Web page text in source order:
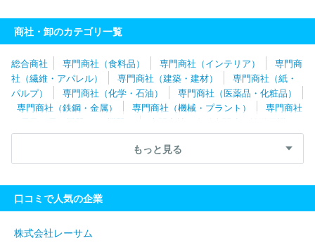
株式会社ＷＳＰ
株式会社元廣 八木兵株式会社
株式会社サン
ウェル
株式会社アドコーポレーション
古屋株式会社
株式会社ＢＭホールディングス
パシバ株式会社
タビオ株式会社
丸眞株式会社 株式会社ヤギ
株式会社ＰＡＬ
ＴＡＣ
前多株式会社 ウライ株式会社 瀧本株式会社
清原株
式会社
クロスプラス株式会社 タキヒヨー株式会社
蝶理株式会
株式会社ナルミヤ・インターナショナル
式会社ベイクルーズ
株式会社フジコウ 株式会社ナイガイ
株式
会社銀座ヨシノヤ
株式会社ヤマノホールディングス
里奈
西川株式会社 株式会社ヒットマン
株式会社リンク・セオ
リー・ジャパン
商社・卸のカテゴリ一覧
総合商社 専門商社（食料品） 専門商社（インテリア）
専門商
社（繊維・アパレル）
専門商社（建築・建材）
専門商社（紙・
パルプ）
専門商社（化学・石油）
専門商社（医薬品・化粧品）
専門商社（鉄鋼・金属）
専門商社（機械・プラント）
専門商社
（電子・電気機器・OA機器）
専門商社（自動車関連・輸送用機
器）
専門商社（医療機器）
専門商社（文具・事務用品・日用
専門商社（スポーツ・レジャー用品） 専門商社（その他）
もっと見る
口コミで人気の企業
株式会社レーサム